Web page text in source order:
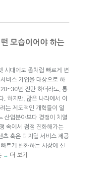
모습이어야 하는
시대에도 좀처럼 빠르게 변
비스 기업을 대상으로 하
년 전만 하더라도, 통
. 하지만, 많은 나라에서 이
는 제도적인 개혁들이 일
산업분야보다 경쟁이 치열
속에서 점점 진화해가는
츠 혹은 디지털 서비스 제공
르게 변화하는 시장에 신
→ 더 보기